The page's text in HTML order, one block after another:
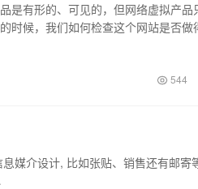
有形的、可见的，但网络虚拟产品
时候，我们如何检查这个网站是否做
544
介设计, 比如张贴、销售还有邮寄